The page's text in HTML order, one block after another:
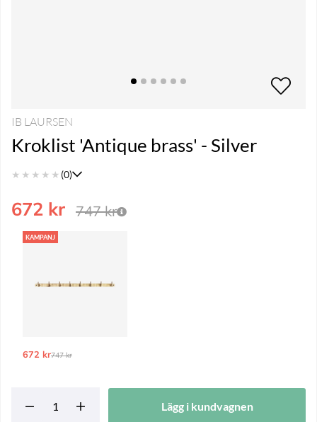
IB LAURSEN
Kroklist 'Antique brass' - Silver
★ ★ ★ ★ ★ (0)
747kr
672 kr
KAMPANJ
672 krOrdinarie pris:
747 kr
Lägg i kundvagnen